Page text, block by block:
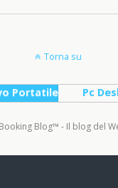
Torna su
Portatile Pc
Blog™ - Il blog del